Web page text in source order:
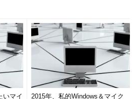
いマイ
2015年、私的Windows＆マイク